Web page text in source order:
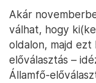
Akár
válhat, hogy
oldalon, majd
előválasztás –
Államfő-